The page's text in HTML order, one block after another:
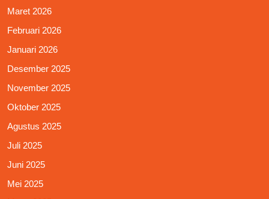
Maret 2026
Februari 2026
Januari 2026
Desember 2025
November 2025
Oktober 2025
Agustus 2025
Juli 2025
Juni 2025
Mei 2025